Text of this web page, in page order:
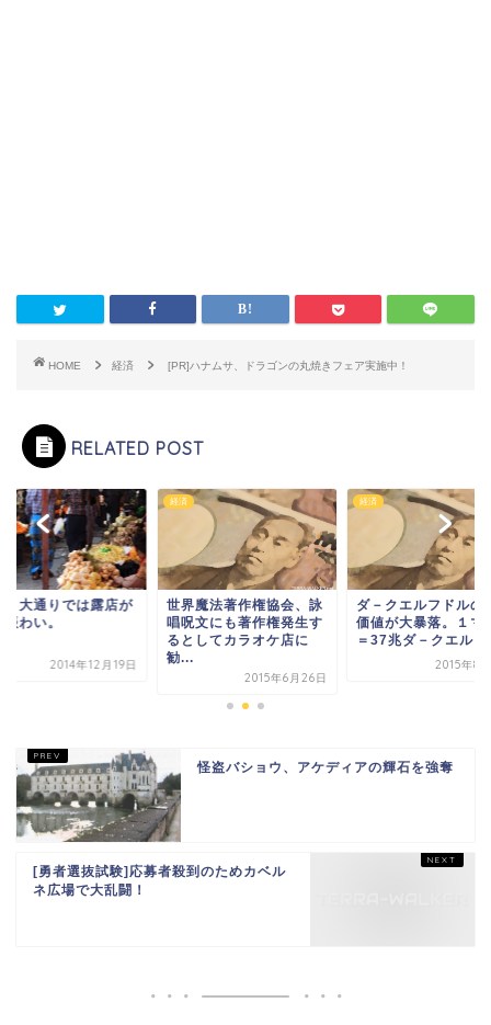
HOME 経済 [PR]ハナムサ、ドラゴンの丸焼きフェア実施中！
RELATED POST
ト大通りでは露店が
わい。
2014年12月19日
経済
世界魔法著作権協会、詠
唱呪文にも著作権発生す
るとしてカラオケ店に
勧...
2015年6月26日
経済
ダ－クエルフドルの
価値が大暴落。１マ
＝37兆ダ－クエル
2015年8
怪盗バショウ、アケディアの輝石を強奪
[勇者選抜試験]応募者殺到のためカベル
ネ広場で大乱闘！